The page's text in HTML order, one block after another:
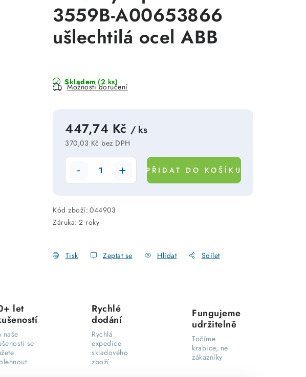
3559B-A00653866
ušlechtilá ocel ABB
Skladem (2 ks)
Možnosti doručení
447,74 Kč / ks
370,03 Kč bez DPH
PŘIDAT DO KOŠÍKU
Kód zboží: 044903
Záruka: 2 roky
Tisk Zeptat se Hlídat Sdílet
let
naše
se
Rychlé
dodání
Rychlá
expedice
skladového
zboží
Fungujeme
udržitelně
Točíme
krabice, ne
zákazníky